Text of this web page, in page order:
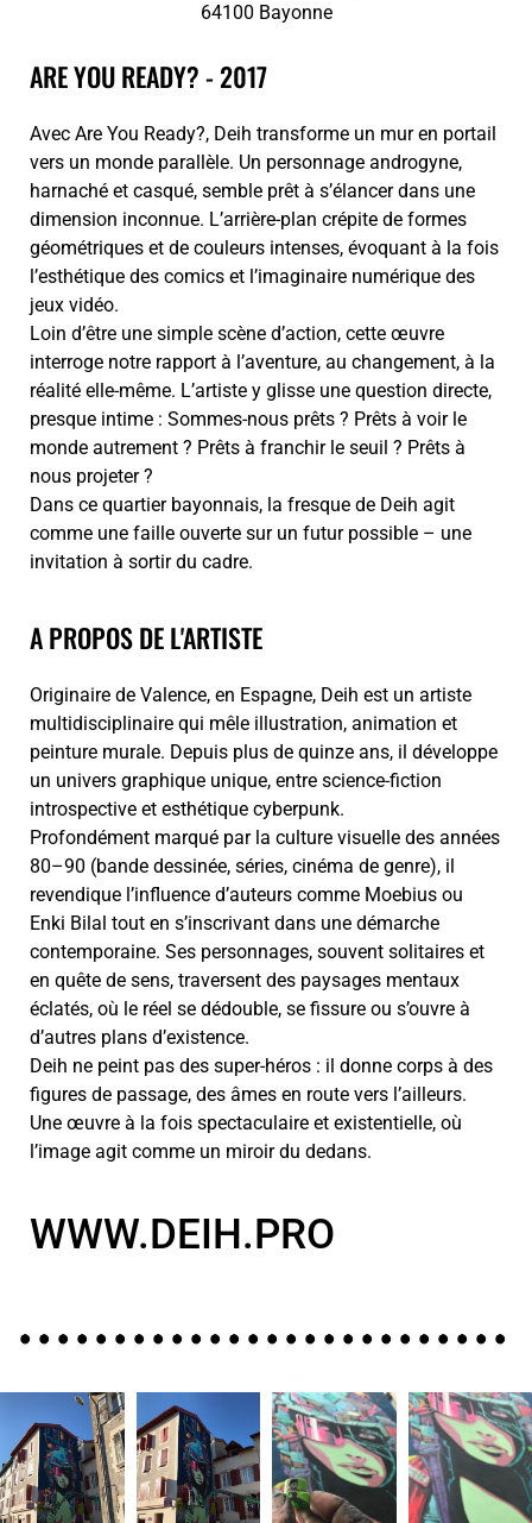
64100 Bayonne
ARE YOU READY? - 2017
Avec Are You Ready?, Deih transforme un mur en portail
vers un monde parallèle. Un personnage androgyne,
harnaché et casqué, semble prêt à s’élancer dans une
dimension inconnue. L’arrière-plan crépite de formes
géométriques et de couleurs intenses, évoquant à la fois
l’esthétique des comics et l’imaginaire numérique des
jeux vidéo.
Loin d’être une simple scène d’action, cette œuvre
interroge notre rapport à l’aventure, au changement, à la
réalité elle-même. L’artiste y glisse une question directe,
presque intime : Sommes-nous prêts ? Prêts à voir le
monde autrement ? Prêts à franchir le seuil ? Prêts à
nous projeter ?
Dans ce quartier bayonnais, la fresque de Deih agit
comme une faille ouverte sur un futur possible – une
invitation à sortir du cadre.
A PROPOS DE L'ARTISTE
Originaire de Valence, en Espagne, Deih est un artiste
multidisciplinaire qui mêle illustration, animation et
peinture murale. Depuis plus de quinze ans, il développe
un univers graphique unique, entre science-fiction
introspective et esthétique cyberpunk.
Profondément marqué par la culture visuelle des années
80–90 (bande dessinée, séries, cinéma de genre), il
revendique l’influence d’auteurs comme Moebius ou
Enki Bilal tout en s’inscrivant dans une démarche
contemporaine. Ses personnages, souvent solitaires et
en quête de sens, traversent des paysages mentaux
éclatés, où le réel se dédouble, se fissure ou s’ouvre à
d’autres plans d’existence.
Deih ne peint pas des super-héros : il donne corps à des
figures de passage, des âmes en route vers l’ailleurs.
Une œuvre à la fois spectaculaire et existentielle, où
l’image agit comme un miroir du dedans.
WWW.DEIH.PRO